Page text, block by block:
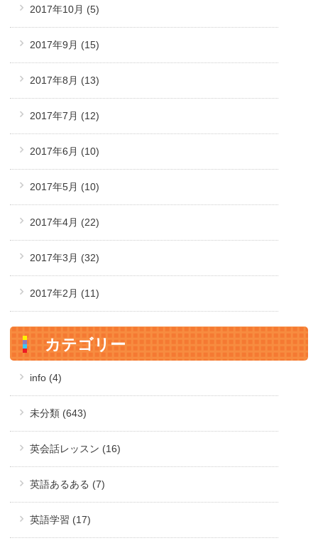
2017年10月 (5)
2017年9月 (15)
2017年8月 (13)
2017年7月 (12)
2017年6月 (10)
2017年5月 (10)
2017年4月 (22)
2017年3月 (32)
2017年2月 (11)
カテゴリー
info (4)
未分類 (643)
英会話レッスン (16)
英語あるある (7)
英語学習 (17)